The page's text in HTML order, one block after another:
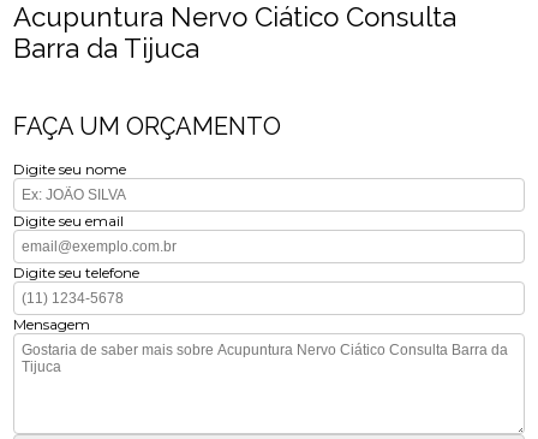
Acupuntura Nervo Ciático Consulta
Barra da Tijuca
FAÇA UM ORÇAMENTO
Digite seu nome
Digite seu email
Digite seu telefone
Mensagem